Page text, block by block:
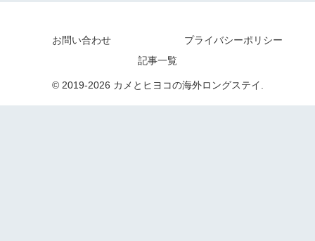
お問い合わせ
プライバシーポリシー
記事一覧
© 2019-2026 カメとヒヨコの海外ロングステイ.